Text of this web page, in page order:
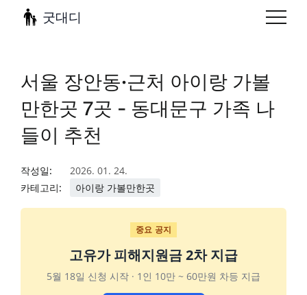
굿대디
서울 장안동·근처 아이랑 가볼
만한곳 7곳 - 동대문구 가족 나
들이 추천
작성일:
2026. 01. 24.
카테고리:
아이랑 가볼만한곳
중요 공지
고유가 피해지원금 2차 지급
5월 18일 신청 시작 · 1인 10만 ~ 60만원 차등 지급